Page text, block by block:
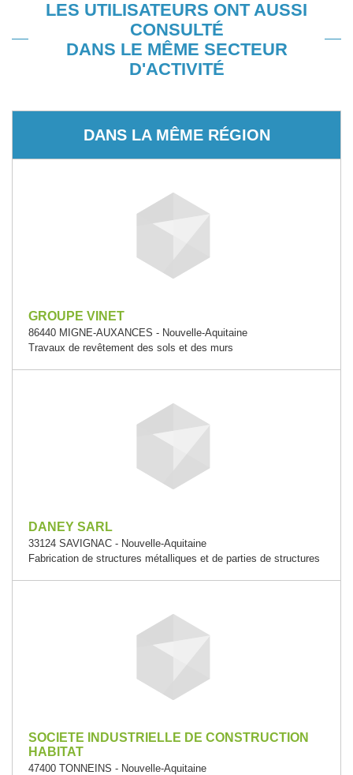
LES UTILISATEURS ONT AUSSI
CONSULTÉ
DANS LE MÊME SECTEUR
D'ACTIVITÉ
DANS LA MÊME RÉGION
GROUPE VINET
86440 MIGNE-AUXANCES - Nouvelle-Aquitaine
Travaux de revêtement des sols et des murs
DANEY SARL
33124 SAVIGNAC - Nouvelle-Aquitaine
Fabrication de structures métalliques et de parties de structures
SOCIETE INDUSTRIELLE DE CONSTRUCTION
HABITAT
47400 TONNEINS - Nouvelle-Aquitaine